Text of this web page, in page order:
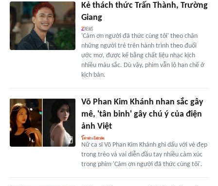
Kẻ thách thức Trấn Thành, Trường
Giang
'Cảm ơn người đã thức cùng tôi' theo chân
những người trẻ trên hành trình theo đuổi
ước mơ, được kể bằng chất liệu nhạc kịch
nhiều màu sắc. Dù vậy, phim vẫn lộ hạn chế ở
kịch bản.
Võ Phan Kim Khánh nhan sắc gây
mê, 'tân binh' gây chú ý của điện
ảnh Việt
Nữ ca sĩ Võ Phan Kim Khánh ghi dấu với vẻ đẹp
trong trẻo và vai diễn đầu tay nhiều cảm xúc
trong phim 'Cảm ơn người đã thức cùng tôi'.